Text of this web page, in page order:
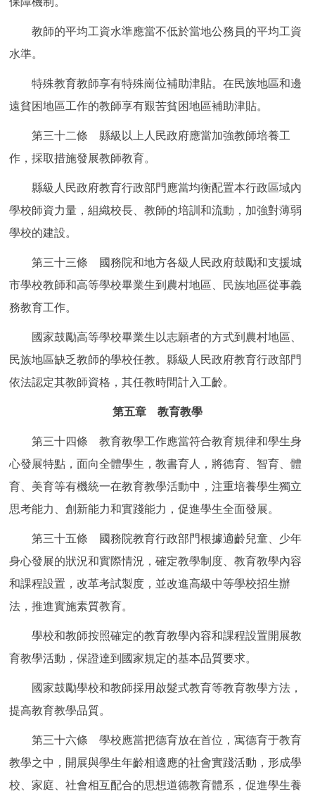
教師的平均工資水準應當不低於當地公務員的平均工資
水準。
特殊教育教師享有特殊崗位補助津貼。在民族地區和邊
遠貧困地區工作的教師享有艱苦貧困地區補助津貼。
第三十二條 縣級以上人民政府應當加強教師培養工
作，採取措施發展教師教育。
縣級人民政府教育行政部門應當均衡配置本行政區域內
學校師資力量，組織校長、教師的培訓和流動，加強對薄弱
學校的建設。
第三十三條 國務院和地方各級人民政府鼓勵和支援城
市學校教師和高等學校畢業生到農村地區、民族地區從事義
務教育工作。
國家鼓勵高等學校畢業生以志願者的方式到農村地區、
民族地區缺乏教師的學校任教。縣級人民政府教育行政部門
依法認定其教師資格，其任教時間計入工齡。
第五章 教育教學
第三十四條 教育教學工作應當符合教育規律和學生身
心發展特點，面向全體學生，教書育人，將德育、智育、體
育、美育等有機統一在教育教學活動中，注重培養學生獨立
思考能力、創新能力和實踐能力，促進學生全面發展。
第三十五條 國務院教育行政部門根據適齡兒童、少年
身心發展的狀況和實際情況，確定教學制度、教育教學內容
和課程設置，改革考試製度，並改進高級中等學校招生辦
法，推進實施素質教育。
學校和教師按照確定的教育教學內容和課程設置開展教
育教學活動，保證達到國家規定的基本品質要求。
國家鼓勵學校和教師採用啟髮式教育等教育教學方法，
提高教育教學品質。
第三十六條 學校應當把德育放在首位，寓德育于教育
教學之中，開展與學生年齡相適應的社會實踐活動，形成學
校、家庭、社會相互配合的思想道德教育體系，促進學生養